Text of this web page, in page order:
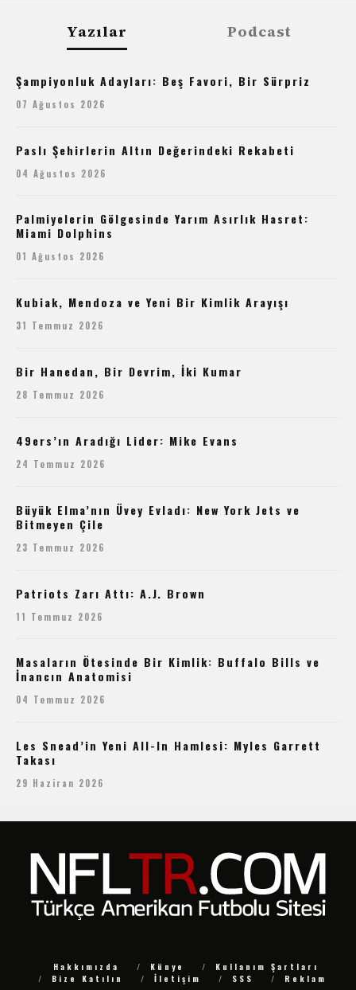
Yazılar Podcast
Şampiyonluk Adayları: Beş Favori, Bir Sürpriz
07 Ağustos 2026
Paslı Şehirlerin Altın Değerindeki Rekabeti
04 Ağustos 2026
Palmiyelerin Gölgesinde Yarım Asırlık Hasret:
Miami Dolphins
01 Ağustos 2026
Kubiak, Mendoza ve Yeni Bir Kimlik Arayışı
31 Temmuz 2026
Bir Hanedan, Bir Devrim, İki Kumar
28 Temmuz 2026
49ers’ın Aradığı Lider: Mike Evans
24 Temmuz 2026
Büyük Elma’nın Üvey Evladı: New York Jets ve
Bitmeyen Çile
23 Temmuz 2026
Patriots Zarı Attı: A.J. Brown
11 Temmuz 2026
Masaların Ötesinde Bir Kimlik: Buffalo Bills ve
İnancın Anatomisi
04 Temmuz 2026
Les Snead’in Yeni All-In Hamlesi: Myles Garrett
Takası
29 Haziran 2026
Hakkımızda Künye
Kullanım Şartları
Bize Katılın
İletişim SSS Reklam